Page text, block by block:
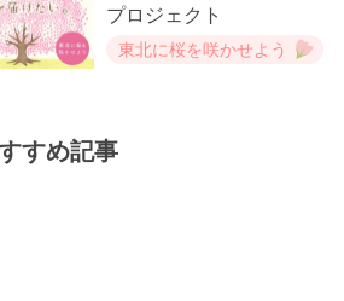
プロジェクト
東北に桜を咲かせよう
すめ記事